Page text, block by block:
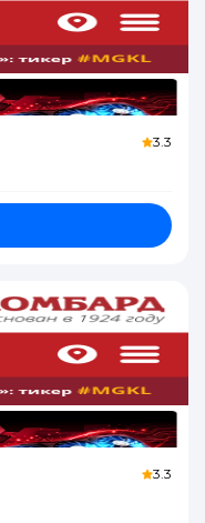
3.3
3.3